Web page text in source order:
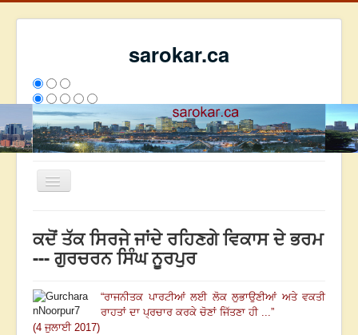
sarokar.ca
Toggle
ਰਚਨਾਵਾਂ
ਸੰਪਰਕ
We have 233 guests and no members online
ਕਦੋਂ ਤੱਕ ਸਿਰਜੇ ਜਾਂਦੇ ਰਹਿਣਗੇ ਵਿਕਾਸ ਦੇ ਭਰਮ
--- ਗੁਰਚਰਨ ਸਿੰਘ ਨੂਰਪੁਰ
“ਰਾਜਨੀਤਕ ਪਾਰਟੀਆਂ ਲਈ ਲੋਕ ਲੁਭਾਉਣੀਆਂ ਅਤੇ ਵਕਤੀ
ਰਾਹਤਾਂ ਦਾ ਪ੍ਰਚਾਰ ਕਰਕੇ ਚੋਣਾਂ ਜਿੱਤਣਾ ਹੀ ...”
(4 ਜੁਲਾਈ 2017)